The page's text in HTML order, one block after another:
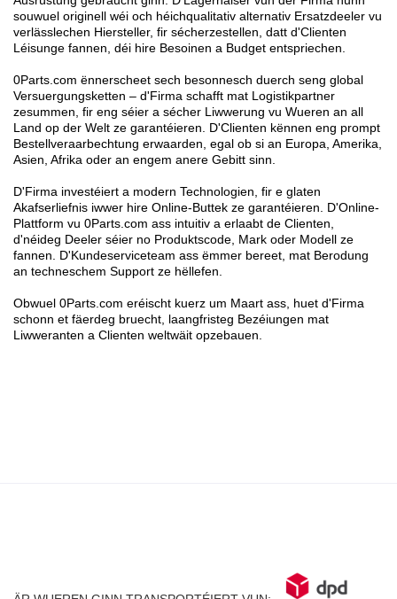
souwuel originell wéi och héichqualitativ alternativ Ersatzdeeler vu
verlässlechen Hiersteller, fir sécherzestellen, datt d'Clienten
Léisunge fannen, déi hire Besoinen a Budget entspriechen.
0Parts.com ënnerscheet sech besonnesch duerch seng global
Versuergungsketten – d'Firma schafft mat Logistikpartner
zesummen, fir eng séier a sécher Liwwerung vu Wueren an all
Land op der Welt ze garantéieren. D'Clienten kënnen eng prompt
Bestellveraarbechtung erwaarden, egal ob si an Europa, Amerika,
Asien, Afrika oder an engem anere Gebitt sinn.
D'Firma investéiert a modern Technologien, fir e glaten
Akafserliefnis iwwer hire Online-Buttek ze garantéieren. D'Online-
Plattform vu 0Parts.com ass intuitiv a erlaabt de Clienten,
d'néideg Deeler séier no Produktscode, Mark oder Modell ze
fannen. D'Kundeserviceteam ass ëmmer bereet, mat Berodung
an techneschem Support ze hëllefen.
Obwuel 0Parts.com eréischt kuerz um Maart ass, huet d'Firma
schonn et fäerdeg bruecht, laangfristeg Bezéiungen mat
Liwweranten a Clienten weltwäit opzebauen.